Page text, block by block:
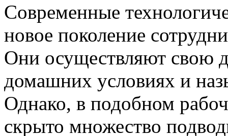
Современные
новое поколение
Они осуществляют свою
домашних условиях и
Однако, в подобном
скрыто множество